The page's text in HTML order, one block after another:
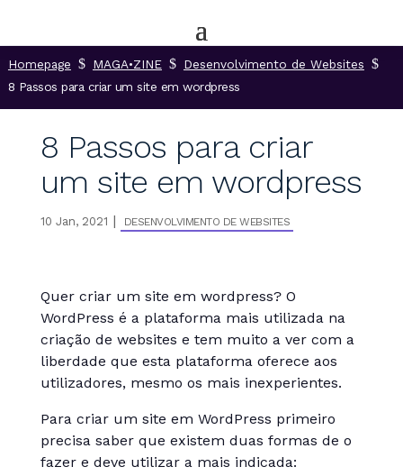
Homepage $ MAGA•ZINE $ Desenvolvimento de Websites $
8 Passos para criar um site em wordpress
8 Passos para criar
um site em wordpress
10 Jan, 2021 | DESENVOLVIMENTO DE WEBSITES
Quer criar um site em wordpress? O
WordPress é a plataforma mais utilizada na
criação de websites e tem muito a ver com a
liberdade que esta plataforma oferece aos
utilizadores, mesmo os mais inexperientes.
Para criar um site em WordPress primeiro
precisa saber que existem duas formas de o
fazer e deve utilizar a mais indicada: